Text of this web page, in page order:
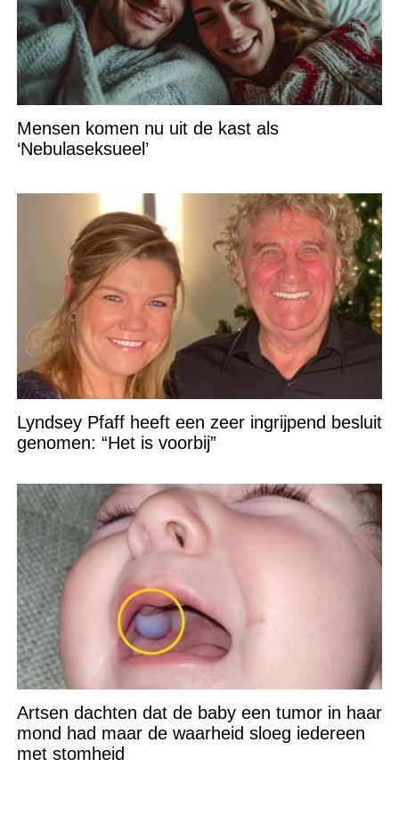
Mensen komen nu uit de kast als
‘Nebulaseksueel’
Lyndsey Pfaff heeft een zeer ingrijpend besluit
genomen: “Het is voorbij”
Artsen dachten dat de baby een tumor in haar
mond had maar de waarheid sloeg iedereen
met stomheid